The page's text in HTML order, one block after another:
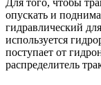
опускать и
гидравлический
используется
поступает от
распределитель